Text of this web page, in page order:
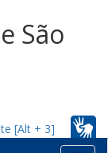
São
[Alt + 3]